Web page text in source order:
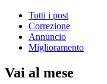
Tutti i post
Correzione
Annuncio
Miglioramento
Vai al mese